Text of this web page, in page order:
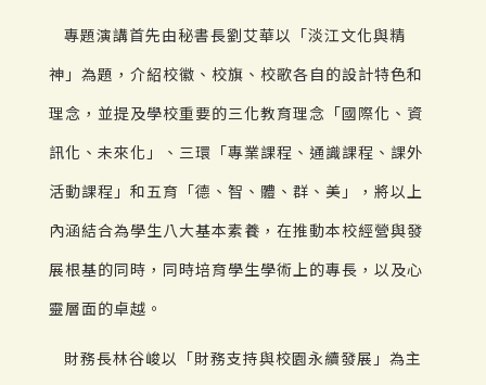
專題演講首先由秘書長劉艾華以「淡江文化與精
神」為題，介紹校徽、校旗、校歌各自的設計特色和
理念，並提及學校重要的三化教育理念「國際化、資
訊化、未來化」、三環「專業課程、通識課程、課外
活動課程」和五育「德、智、體、群、美」，將以上
內涵結合為學生八大基本素養，在推動本校經營與發
展根基的同時，同時培育學生學術上的專長，以及心
靈層面的卓越。
財務長林谷峻以「財務支持與校園永續發展」為主